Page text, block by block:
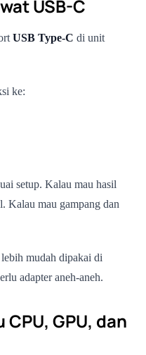
USB-C
USB Type-C di unit
ke:
setup. Kalau mau hasil
Kalau mau gampang dan
mudah dipakai di
adapter aneh-aneh.
GPU, dan